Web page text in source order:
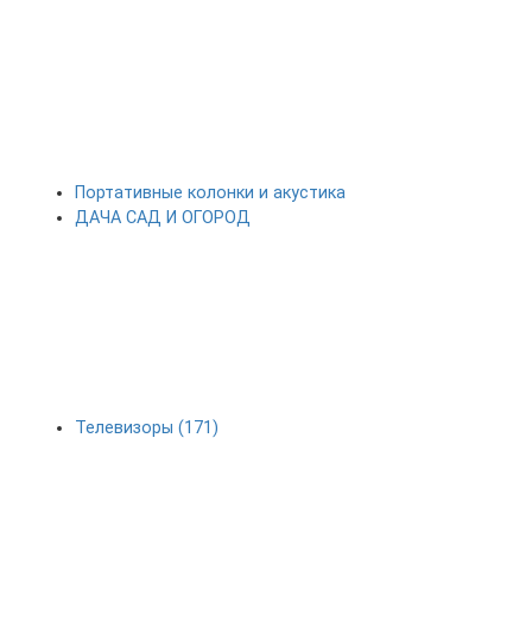
Портативные колонки и акустика
ДАЧА САД И ОГОРОД
Телевизоры (171)